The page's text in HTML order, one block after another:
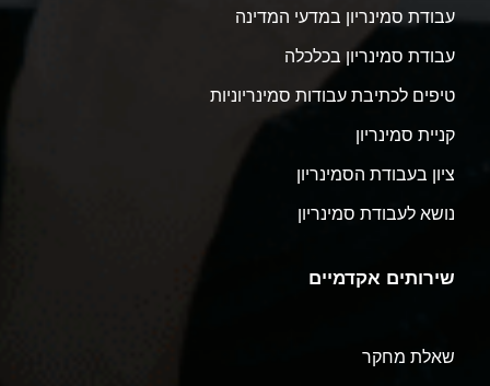
עבודת סמינריון במדעי המדינה
עבודת סמינריון בכלכלה
טיפים לכתיבת עבודות סמינריוניות
קניית סמינריון
ציון בעבודת הסמינריון
נושא לעבודת סמינריון
שירותים אקדמיים
שאלת מחקר